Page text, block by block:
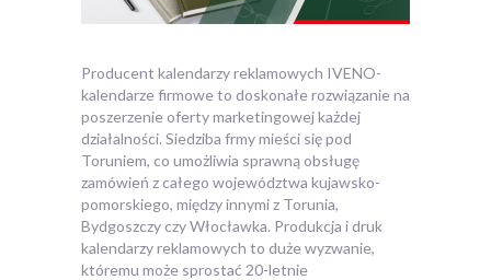
Producent kalendarzy reklamowych IVENO-
kalendarze firmowe to doskonałe rozwiązanie na
poszerzenie oferty marketingowej każdej
działalności. Siedziba frmy mieści się pod
Toruniem, co umożliwia sprawną obsługę
zamówień z całego województwa kujawsko-
pomorskiego, między innymi z Torunia,
Bydgoszczy czy Włocławka. Produkcja i druk
kalendarzy reklamowych to duże wyzwanie,
któremu może sprostać 20-letnie